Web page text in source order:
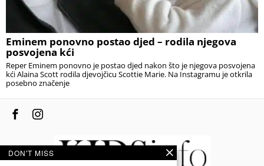
Eminem ponovno postao djed – rodila njegova
posvojena kći
Reper Eminem ponovno je postao djed nakon što je njegova posvojena
kći Alaina Scott rodila djevojčicu Scottie Marie. Na Instagramu je otkrila
posebno značenje
DON'T MISS